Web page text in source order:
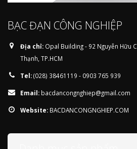
BẠC ĐẠN CÔNG NGHIỆP
Địa chỉ: Opal Building - 92 Nguyễn Hữu
Thạnh, TP.HCM
Tel:(028) 38461119 - 0903 765 939
Email: bacdancongnghiep@gmail.com
Website: BACDANCONGNGHIEP.COM